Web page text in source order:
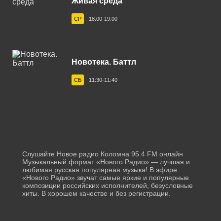
Йошкар-Ола 101.8 FM
Калуга 107.6 FM
Каневская 103.7 FM
Коломна 95.4 FM
Кореновск 103.8 FM
Краснодар 89.3 FM
СР 18:00-19:00
Новотека. Баттл
СБ 11:30-11:40
Слушайте Новое радио Коломна 95.4 FM онлайн
Музыкальный формат «Нового Радио» — лучшая и
любимая русская популярная музыка! В эфире
«Нового Радио» звучат самые яркие и популярные
композиции российских исполнителей, безусловные
хиты. В хорошем качестве и без регистрации.